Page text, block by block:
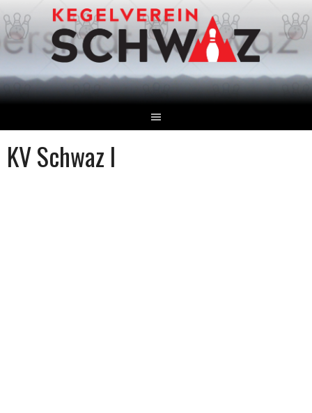
zum
Inhalt
KV Schwaz I